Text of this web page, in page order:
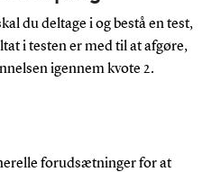
du deltage i og bestå en test,
i testen er med til at afgøre,
igennem kvote 2.
forudsætninger for at